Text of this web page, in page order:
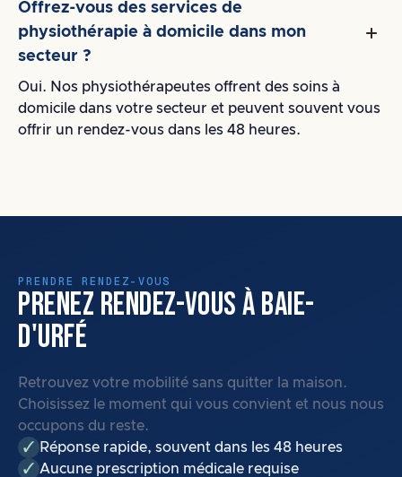
Offrez-vous des services de
physiothérapie à domicile dans mon
secteur ?
Oui. Nos physiothérapeutes offrent des soins à
domicile dans votre secteur et peuvent souvent vous
offrir un rendez-vous dans les 48 heures.
PRENDRE RENDEZ-VOUS
PRENEZ RENDEZ-VOUS À BAIE-
D'URFÉ
Retrouvez votre mobilité sans quitter la maison.
Choisissez le moment qui vous convient et nous nous
occupons du reste.
Réponse rapide, souvent dans les 48 heures
Aucune prescription médicale requise